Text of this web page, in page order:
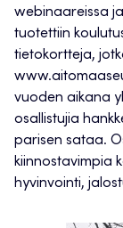
webinaareissa
tuotettiin
tietokortteja,
vuoden aikana
osallistujia
parisen sataa.
kiinnostavimpia
hyvinvointi,